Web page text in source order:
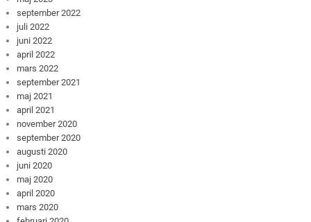
september 2022
juli 2022
juni 2022
april 2022
mars 2022
september 2021
maj 2021
april 2021
november 2020
september 2020
augusti 2020
juni 2020
maj 2020
april 2020
mars 2020